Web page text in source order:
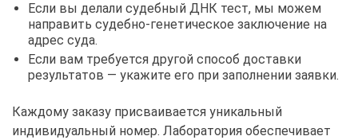
Если вы делали судебный ДНК тест, мы можем
направить судебно-генетическое заключение на
адрес суда.
Если вам требуется другой способ доставки
результатов — укажите его при заполнении заявки.
Каждому заказу присваивается уникальный
индивидуальный номер. Лаборатория обеспечивает